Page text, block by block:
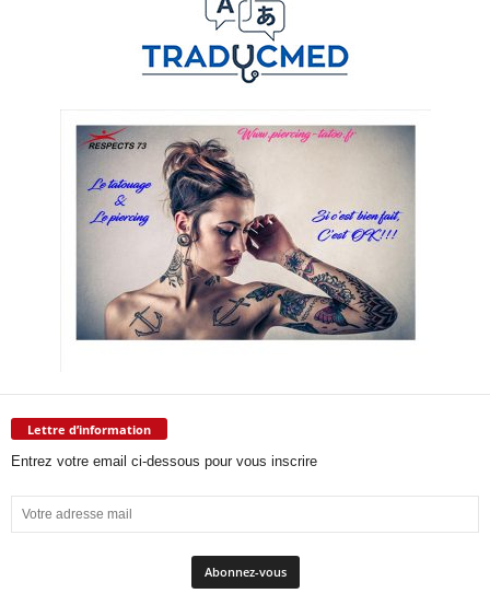
Lettre d’information
Entrez votre email ci-dessous pour vous inscrire